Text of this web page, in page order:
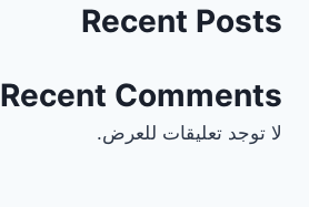
Recent Posts
Recent Comments
لا توجد تعليقات للعرض.